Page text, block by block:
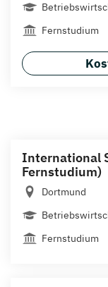
Fernstudium
International
Fernstudium)
Dortmund
Fernstudium